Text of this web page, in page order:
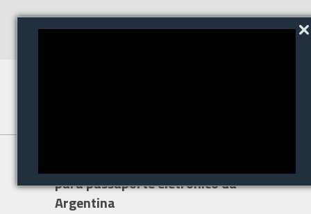
para passaporte eletrônico da
Argentina